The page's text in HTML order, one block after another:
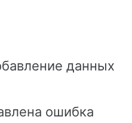
данных
ошибка